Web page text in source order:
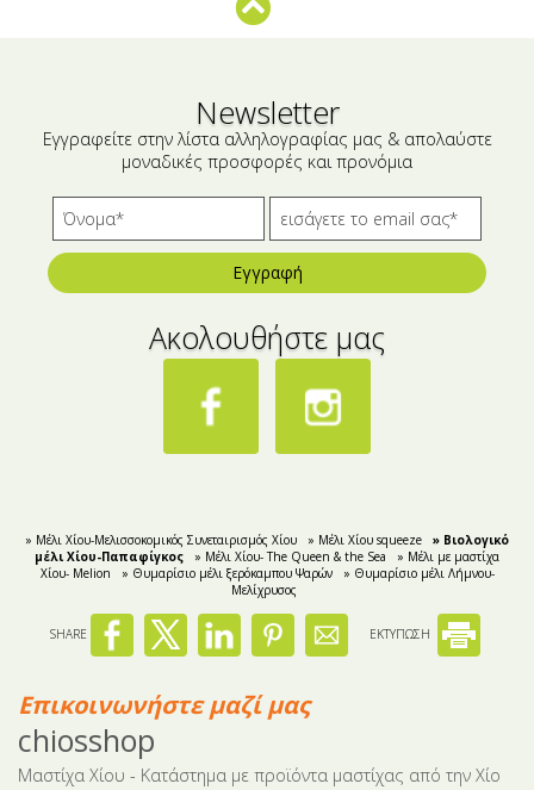
Set Καλλυντικών
Μακιγιάζ
Τουρσιά
Ροφήματα
Ελαιόλαδο
Αλάτι
Αλόη
Αλίπαστα Ψαρικά
Διάφορα
Newsletter
Εγγραφείτε στην λίστα αλληλογραφίας μας & απολαύστε
μοναδικές προσφορές και προνόμια
Εγγραφή
Ακολουθήστε μας
» Μέλι Χίου-Μελισσοκομικός Συνεταιρισμός Χίου » Μέλι Χίου squeeze
» Βιολογικό
μέλι Χίου-Παπαφίγκος
» Μέλι Χίου- The Queen & the Sea
» Μέλι με μαστίχα
Χίου- Melion
» Θυμαρίσιο μέλι ξερόκαμπου Ψαρών
» Θυμαρίσιο μέλι Λήμνου-
Μελίχρυσος
SHARE ΕΚΤΥΠΩΣΗ
Επικοινωνήστε μαζί μας
chiosshop
Μαστίχα Χίου - Κατάστημα με προϊόντα μαστίχας από την Χίο